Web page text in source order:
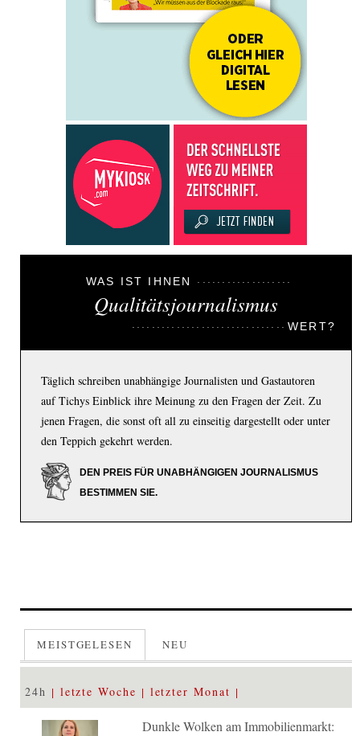
WAS IST IHNEN
Qualitätsjournalismus
WERT?
Täglich schreiben unabhängige Journalisten und Gastautoren
auf Tichys Einblick ihre Meinung zu den Fragen der Zeit. Zu
jenen Fragen, die sonst oft all zu einseitig dargestellt oder unter
den Teppich gekehrt werden.
DEN PREIS FÜR UNABHÄNGIGEN JOURNALISMUS
BESTIMMEN SIE.
MEISTGELESEN NEU
24h letzte Woche letzter Monat
Dunkle Wolken am Immobilienmarkt: